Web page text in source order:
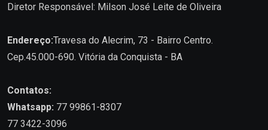
Diretor Responsável: Milson José Leite de Oliveira
Endereço:Travesa do Alecrim, 73 - Bairro Centro.
Cep.45.000-690. Vitória da Conquista - BA
Contatos:
Whatsapp: 77 99861-8307
77 3422-3096